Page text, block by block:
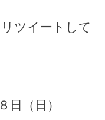
ツイートして
日（日）